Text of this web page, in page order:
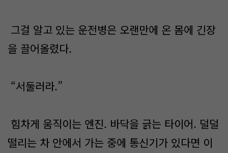
그걸 알고 있는 운전병은 오랜만에 온 몸에 긴장
을 끌어올렸다.
“서둘러라.”
힘차게 움직이는 엔진. 바닥을 긁는 타이어. 덜덜
떨리는 차 안에서 가는 중에 통신기가 있다면 이